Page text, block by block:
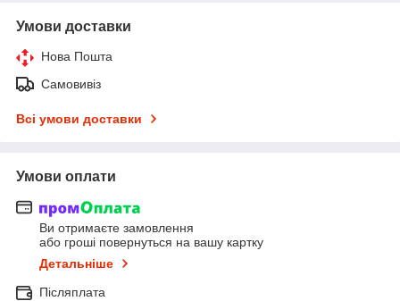
Умови доставки
Нова Пошта
Самовивіз
Всі умови доставки
Умови оплати
Ви отримаєте замовлення
або гроші повернуться на вашу картку
Детальніше
Післяплата